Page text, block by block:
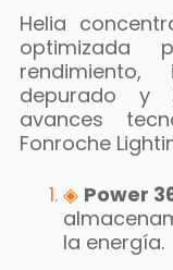
Helia
optimizada
depurado y
avances
Fonroche
◈ Power
la energía.